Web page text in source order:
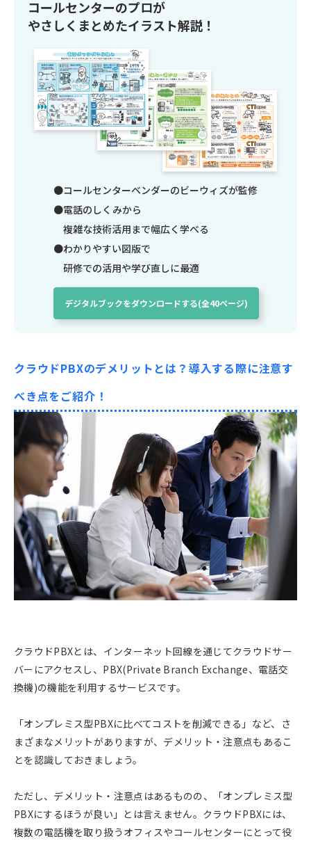
コールセンターのプロが
やさしくまとめたイラスト解説！
コールセンターベンダーのビーウィズが監修
電話のしくみから
複雑な技術活用まで幅広く学べる
わかりやすい図版で
研修での活用や学び直しに最適
デジタルブックをダウンロードする(全40ページ)
クラウドPBXのデメリットとは？導入する際に注意す
べき点をご紹介！
クラウドPBXとは、インターネット回線を通じてクラウドサー
バーにアクセスし、PBX(Private Branch Exchange、電話交
換機)の機能を利用するサービスです。
「オンプレミス型PBXに比べてコストを削減できる」など、さ
まざまなメリットがありますが、デメリット・注意点もあるこ
とを認識しておきましょう。
ただし、デメリット・注意点はあるものの、「オンプレミス型
PBXにするほうが良い」とは言えません。クラウドPBXには、
複数の電話機を取り扱うオフィスやコールセンターにとって役